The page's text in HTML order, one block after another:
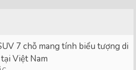
7 chỗ mang tính biểu tượng di
Việt Nam